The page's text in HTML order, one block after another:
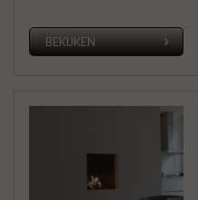
BEKIJKEN